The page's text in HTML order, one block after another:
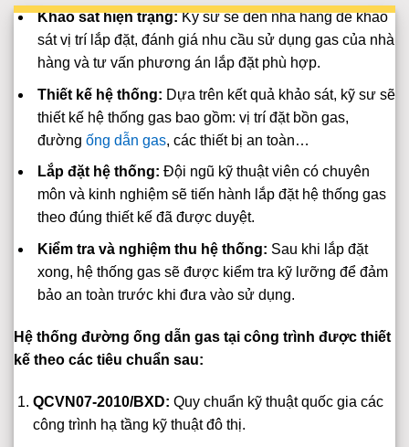
Khảo sát hiện trạng:Kỹ sư sẽ đến nhà hàng để khảo
sát vị trí lắp đặt, đánh giá nhu cầu sử dụng gas của nhà
hàng và tư vấn phương án lắp đặt phù hợp.
Thiết kế hệ thống: Dựa trên kết quả khảo sát, kỹ sư sẽ
thiết kế hệ thống gas bao gồm: vị trí đặt bồn gas,
đường ống dẫn gas, các thiết bị an toàn…
Lắp đặt hệ thống: Đội ngũ kỹ thuật viên có chuyên
môn và kinh nghiệm sẽ tiến hành lắp đặt hệ thống gas
theo đúng thiết kế đã được duyệt.
Kiểm tra và nghiệm thu hệ thống: Sau khi lắp đặt
xong, hệ thống gas sẽ được kiểm tra kỹ lưỡng để đảm
bảo an toàn trước khi đưa vào sử dụng.
Hệ thống đường ống dẫn gas tại công trình được thiết
kế theo các tiêu chuẩn sau:
QCVN07-2010/BXD: Quy chuẩn kỹ thuật quốc gia các
công trình hạ tầng kỹ thuật đô thị.